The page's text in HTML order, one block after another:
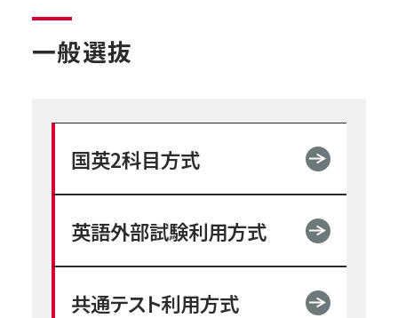
一般選抜
国英2科目方式
英語外部試験利用方式
共通テスト利用方式